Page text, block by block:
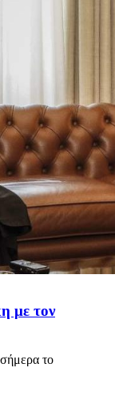
με τον
το